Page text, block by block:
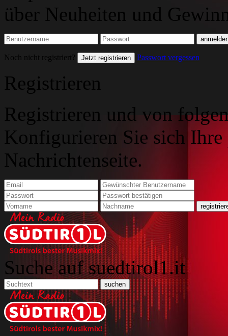
über Neuheiten und
Noch nicht registriert? Jetzt registrieren Passwort vergessen
Registrieren
Registrieren und von
Konfigurieren Sie sich
Nachrichtenseite.
Suche auf suedtirol1.it